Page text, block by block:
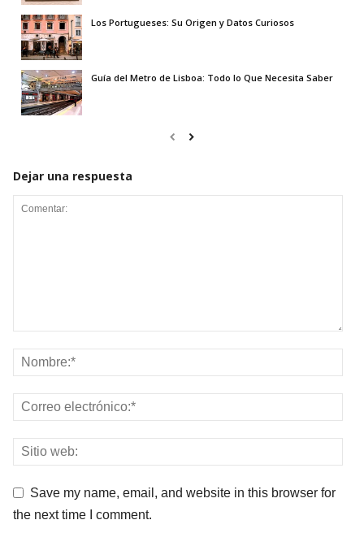
Los Portugueses: Su Origen y Datos Curiosos
Guía del Metro de Lisboa: Todo lo Que Necesita Saber
Dejar una respuesta
Save my name, email, and website in this browser for
the next time I comment.